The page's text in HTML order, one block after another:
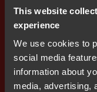
This website
experience
We use cookies to
social media
information about
media, advertising,
도 개발 및 기능 안
랫폼이 없다면 무용
폼은 안전이 중요한
적인 문제를 직접 해